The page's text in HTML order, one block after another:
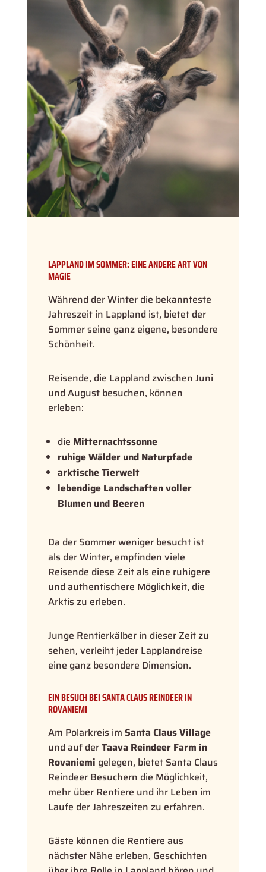
LAPPLAND IM SOMMER: EINE ANDERE ART VON
MAGIE
Während der Winter die bekannteste
Jahreszeit in Lappland ist, bietet der
Sommer seine ganz eigene, besondere
Schönheit.
Reisende, die Lappland zwischen Juni
und August besuchen, können
erleben:
die Mitternachtssonne
ruhige Wälder und Naturpfade
arktische Tierwelt
lebendige Landschaften voller
Blumen und Beeren
Da der Sommer weniger besucht ist
als der Winter, empfinden viele
Reisende diese Zeit als eine ruhigere
und authentischere Möglichkeit, die
Arktis zu erleben.
Junge Rentierkälber in dieser Zeit zu
sehen, verleiht jeder Lapplandreise
eine ganz besondere Dimension.
EIN BESUCH BEI SANTA CLAUS REINDEER IN
ROVANIEMI
Am Polarkreis im Santa Claus Village
und auf derTaava Reindeer Farm in
Rovaniemi gelegen, bietet Santa Claus
Reindeer Besuchern die Möglichkeit,
mehr über Rentiere und ihr Leben im
Laufe der Jahreszeiten zu erfahren.
Gäste können die Rentiere aus
nächster Nähe erleben, Geschichten